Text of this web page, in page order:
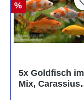
%
5x Goldfisch im
Mix, Carassius